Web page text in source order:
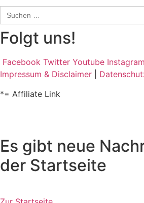
Search
for:
Folgt uns!
Facebook Twitter Youtube Instagram
Impressum & Disclaimer
*= Affiliate Link
Es gibt neue
der Startseite